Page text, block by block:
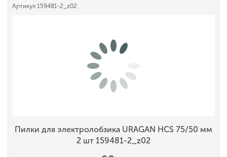
Артикул 159481-2_z02
Пилки для электролобзика URAGAN HCS 75/50 мм
2 шт 159481-2_z02